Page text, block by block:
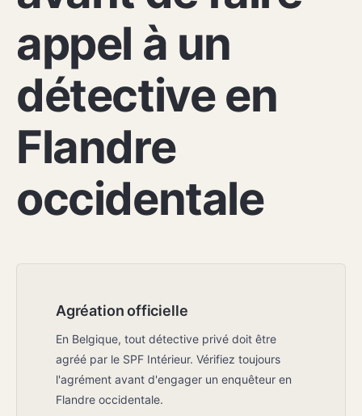
appel à un
détective en
Flandre
occidentale
Agréation officielle
En Belgique, tout détective privé doit être
agréé par le SPF Intérieur. Vérifiez toujours
l'agrément avant d'engager un enquêteur en
Flandre occidentale.